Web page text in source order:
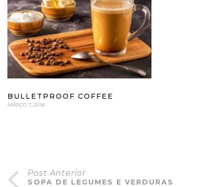
BULLETPROOF COFFEE
MARÇO 7, 2018
Post Anterior
SOPA DE LEGUMES E VERDURAS